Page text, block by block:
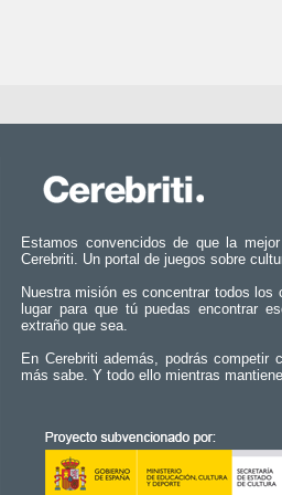
Estamos convencidos de que la
Cerebriti. Un portal de juegos sobre
Nuestra misión es concentrar todos
lugar para que tú puedas encontrar
extraño que sea.
En Cerebriti además, podrás
más sabe. Y todo ello mientras